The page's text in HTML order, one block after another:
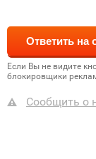
Если Вы не видите
блокировщики
Сообщить о